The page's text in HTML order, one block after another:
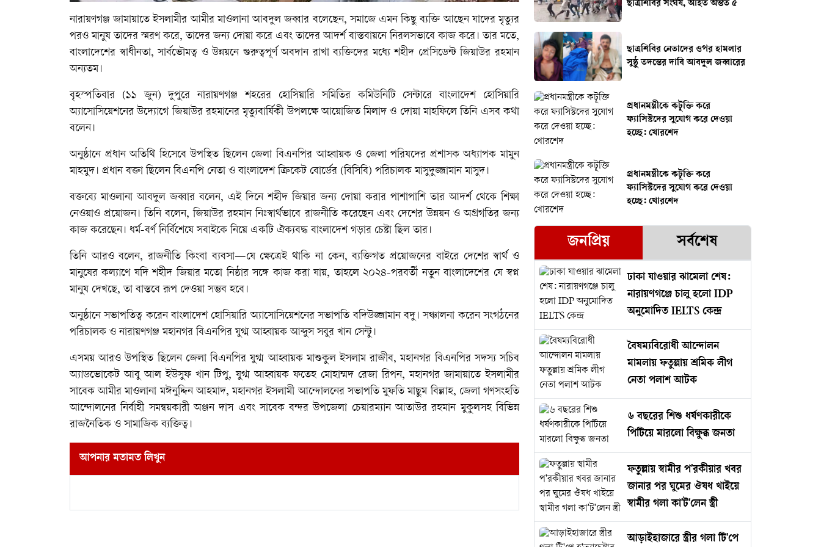
নারায়ণগঞ্জ জামায়াতে ইসলামীর আমীর মাওলানা আবদুল জব্বার বলেছেন, সমাজে এমন কিছু ব্যক্তি আছেন যাদের মৃত্যুর
পরও মানুষ তাদের স্মরণ করে, তাদের জন্য দোয়া করে এবং তাদের আদর্শ বাস্তবায়নে নিরলসভাবে কাজ করে। তার মতে,
বাংলাদেশের স্বাধীনতা, সার্বভৌমত্ব ও উন্নয়নে গুরুত্বপূর্ণ অবদান রাখা ব্যক্তিদের মধ্যে শহীদ প্রেসিডেন্ট জিয়াউর রহমান
অন্যতম।
বৃহস্পতিবার (১১ জুন) দুপুরে নারায়ণগঞ্জ শহরের হোসিয়ারি সমিতির কমিউনিটি সেন্টারে বাংলাদেশ হোসিয়ারি
অ্যাসোসিয়েশনের উদ্যোগে জিয়াউর রহমানের মৃত্যুবার্ষিকী উপলক্ষে আয়োজিত মিলাদ ও দোয়া মাহফিলে তিনি এসব কথা
বলেন।
অনুষ্ঠানে প্রধান অতিথি হিসেবে উপস্থিত ছিলেন জেলা বিএনপির আহ্বায়ক ও জেলা পরিষদের প্রশাসক অধ্যাপক মামুন
মাহমুদ। প্রধান বক্তা ছিলেন বিএনপি নেতা ও বাংলাদেশ ক্রিকেট বোর্ডের (বিসিবি) পরিচালক মাসুদুজ্জামান মাসুদ।
বক্তব্যে মাওলানা আবদুল জব্বার বলেন, এই দিনে শহীদ জিয়ার জন্য দোয়া করার পাশাপাশি তার আদর্শ থেকে শিক্ষা
নেওয়াও প্রয়োজন। তিনি বলেন, জিয়াউর রহমান নিঃস্বার্থভাবে রাজনীতি করেছেন এবং দেশের উন্নয়ন ও অগ্রগতির জন্য
কাজ করেছেন। ধর্ম-বর্ণ নির্বিশেষে সবাইকে নিয়ে একটি ঐক্যবদ্ধ বাংলাদেশ গড়ার চেষ্টা ছিল তার।
তিনি আরও বলেন, রাজনীতি কিংবা ব্যবসা—যে ক্ষেত্রেই থাকি না কেন, ব্যক্তিগত প্রয়োজনের বাইরে দেশের স্বার্থ ও
মানুষের কল্যাণে যদি শহীদ জিয়ার মতো নিষ্ঠার সঙ্গে কাজ করা যায়, তাহলে ২০২৪-পরবর্তী নতুন বাংলাদেশের যে স্বপ্ন
মানুষ দেখছে, তা বাস্তবে রূপ দেওয়া সম্ভব হবে।
অনুষ্ঠানে সভাপতিত্ব করেন বাংলাদেশ হোসিয়ারি অ্যাসোসিয়েশনের সভাপতি বদিউজ্জামান বদু। সঞ্চালনা করেন সংগঠনের
পরিচালক ও নারায়ণগঞ্জ মহানগর বিএনপির যুগ্ম আহ্বায়ক আব্দুস সবুর খান সেন্টু।
এসময় আরও উপস্থিত ছিলেন জেলা বিএনপির যুগ্ম আহ্বায়ক মাশুকুল ইসলাম রাজীব, মহানগর বিএনপির সদস্য সচিব
অ্যাডভোকেট আবু আল ইউসুফ খান টিপু, যুগ্ম আহ্বায়ক ফতেহ মোহাম্মদ রেজা রিপন, মহানগর জামায়াতে ইসলামীর
সাবেক আমীর মাওলানা মঈনুদ্দিন আহমাদ, মহানগর ইসলামী আন্দোলনের সভাপতি মুফতি মাছুম বিল্লাহ, জেলা গণসংহতি
আন্দোলনের নির্বাহী সমন্বয়কারী অঞ্জন দাস এবং সাবেক বন্দর উপজেলা চেয়ারম্যান আতাউর রহমান মুকুলসহ বিভিন্ন
রাজনৈতিক ও সামাজিক ব্যক্তিত্ব।
আপনার মতামত লিখুন
ছাত্রশিবির সংঘর্ষ, আহত অন্তত ৫
ছাত্রশিবির নেতাদের ওপর হামলার
সুষ্ঠু তদন্তের দাবি আবদুল জব্বারের
প্রধানমন্ত্রীকে কটূক্তি করে
ফ্যাসিস্টদের সুযোগ করে দেওয়া
হচ্ছে: খোরশেদ
প্রধানমন্ত্রীকে কটূক্তি করে
ফ্যাসিস্টদের সুযোগ করে দেওয়া
হচ্ছে: খোরশেদ
জনপ্রিয় সর্বশেষ
ঢাকা যাওয়ার ঝামেলা শেষ:
নারায়ণগঞ্জে চালু হলো IDP
অনুমোদিত IELTS কেন্দ্র
বৈষম্যবিরোধী আন্দোলন
মামলায় ফতুল্লায় শ্রমিক লীগ
নেতা পলাশ আটক
৬ বছরের শিশু ধর্ষণকারীকে
পিটিয়ে মারলো বিক্ষুব্ধ জনতা
ফতুল্লায় স্বামীর প'রকীয়ার খবর
জানার পর ঘুমের ঔষধ খাইয়ে
স্বামীর গলা কা'ট'লেন স্ত্রী
আড়াইহাজারে স্ত্রীর গলা টি'পে